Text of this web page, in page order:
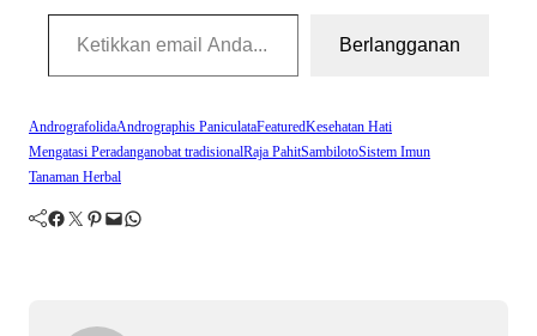
Ketikkan email Anda...
Berlangganan
AndrografolidaAndrographis PaniculataFeaturedKesehatan Hati
Mengatasi Peradanganobat tradisionalRaja PahitSambilotoSistem Imun
Tanaman Herbal
Facebook Twitter Pinterest Mail WhatsApp